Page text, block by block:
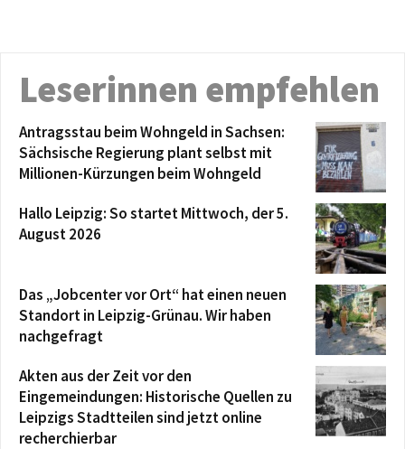
Leserinnen empfehlen
Antragsstau beim Wohngeld in Sachsen:
Sächsische Regierung plant selbst mit
Millionen-Kürzungen beim Wohngeld
Hallo Leipzig: So startet Mittwoch, der 5.
August 2026
Das „Jobcenter vor Ort“ hat einen neuen
Standort in Leipzig-Grünau. Wir haben
nachgefragt
Akten aus der Zeit vor den
Eingemeindungen: Historische Quellen zu
Leipzigs Stadtteilen sind jetzt online
recherchierbar